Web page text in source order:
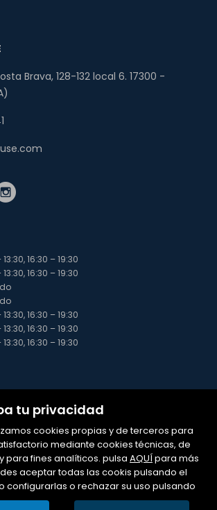
tu privacidad
cookies propias y de terceros para
mediante cookies técnicas, de
para fines analíticos. pulsa AQUÍpara más
aceptar todas las cookis pulsando el
configurarlas o rechazar su uso pulsando
Brava, 128-132 local 6. 17300 -
16:30 – 19:30
16:30 – 19:30
16:30 – 19:30
16:30 – 19:30
16:30 – 19:30